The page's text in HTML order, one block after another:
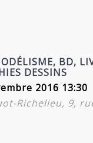
BD,
DESSINS
2016 13:30
Richelieu, 9,